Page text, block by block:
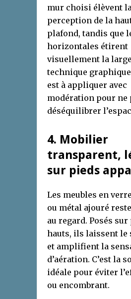
mur choisi élèvent la
perception de la
plafond, tandis que
horizontales étirent
visuellement la
technique
est à appliquer avec
modération pour ne
déséquilibrer
4. Mobilier
transparent,
sur pieds
Les meubles en
ou métal ajouré
au regard. Posés sur
hauts, ils laissent le
et amplifient la
d’aération. C’est la
idéale pour éviter
ou encombrant.